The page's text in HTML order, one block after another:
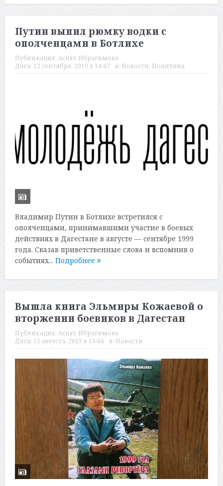
Путин выпил рюмку водки с
ополченцами в Ботлихе
Публикация: Асият Ибрагимова
Дата: 12 сентября, 2019 в 14:47 в: Новости, Политика
Владимир Путин в Ботлихе встретился с
ополченцами, принимавшими участие в боевых
действиях в Дагестане в августе — сентябре 1999
года. Сказав приветственные слова и вспомнив о
событиях... Подробнее
Вышла книга Эльмиры Кожаевой о
вторжении боевиков в Дагестан
Публикация: Асият Ибрагимова
Дата: 15 августа, 2019 в 15:44 в: Новости